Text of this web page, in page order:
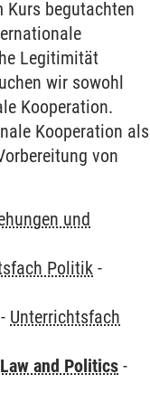
Kurs begutachten
Legitimität
wir sowohl
Kooperation.
Kooperation als
von
und
Politik -
- Unterrichtsfach
and Politics -